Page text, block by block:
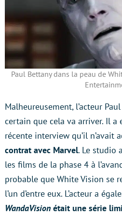
Paul Bettany dans la peau de
Malheureusement, l’acteur
certain que cela va arriver. Il a
récente interview qu’il n’avait
contrat avec Marvel. Le studio
les films de la phase 4 à
probable que White Vision se
l’un d’entre eux. L’acteur a
WandaVision était une série